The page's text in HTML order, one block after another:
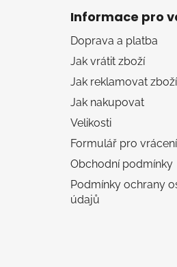
Informace pro
Doprava a platba
Jak vrátit zboží
Jak reklamovat zboží
Jak nakupovat
Velikosti
Formulář pro
Obchodní podmínky
Podmínky ochrany
údajů